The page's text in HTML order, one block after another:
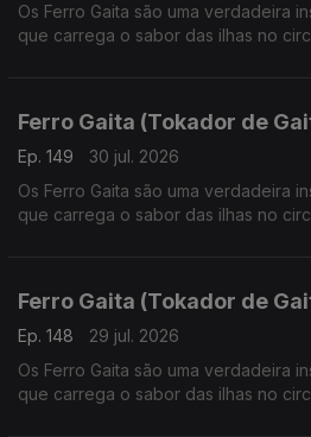
Os Ferro Gaita são uma verdadeira
que carrega o sabor das ilhas no
Ferro Gaita (Tokador de
Ep. 149
30 jul. 2026
Os Ferro Gaita são uma verdadeira
que carrega o sabor das ilhas no
Ferro Gaita (Tokador de
Ep. 148
29 jul. 2026
Os Ferro Gaita são uma verdadeira
que carrega o sabor das ilhas no